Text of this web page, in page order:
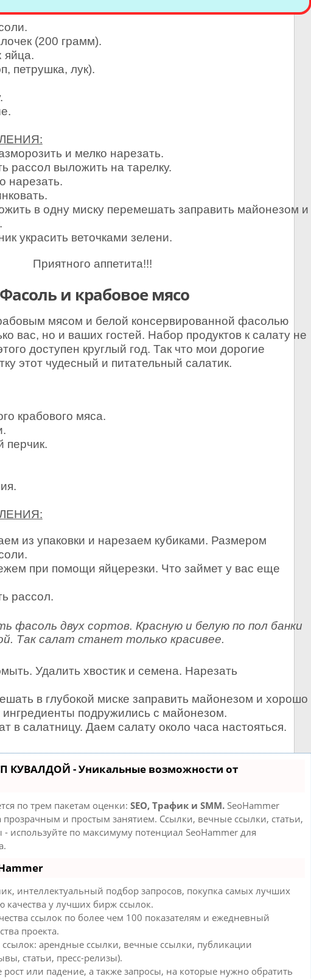
(200 грамм).
яйца.
петрушка, лук).
и мелко нарезать.
рассол выложить на тарелку.
нарезать.
в одну миску перемешать заправить майонезом и
украсить веточками зелени.
Приятного аппетита!!!
Фасоль и крабовое мясо
мясом и белой консервированной фасолью
вас, но и ваших гостей. Набор продуктов к салату не
доступен круглый год. Так что мои дорогие
этот чудесный и питательный салатик.
крабового мяса.
перчик.
из упаковки и нарезаем кубиками. Размером
при помощи яйцерезки. Что займет у вас еще
рассол.
фасоль двух сортов. Красную и белую по пол банки
Так салат станет только красивее.
Удалить хвостик и семена. Нарезать
в глубокой миске заправить майонезом и хорошо
подружились с майонезом.
в салатницу. Даем салату около часа настояться.
КУВАЛДОЙ - Уникальные возможности от
по трем пакетам оценки: SEO, Трафик и SMM.SeoHammer
прозрачным и простым занятием. Ссылки, вечные ссылки, статьи,
используйте по максимуму потенциал SeoHammer для
интеллектуальный подбор запросов, покупка самых лучших
качества у лучших бирж ссылок.
ссылок по более чем 100 показателям и ежедневный
проекта.
арендные ссылки, вечные ссылки, публикации
статьи, пресс-релизы).
или падение, а также запросы, на которые нужно обратить